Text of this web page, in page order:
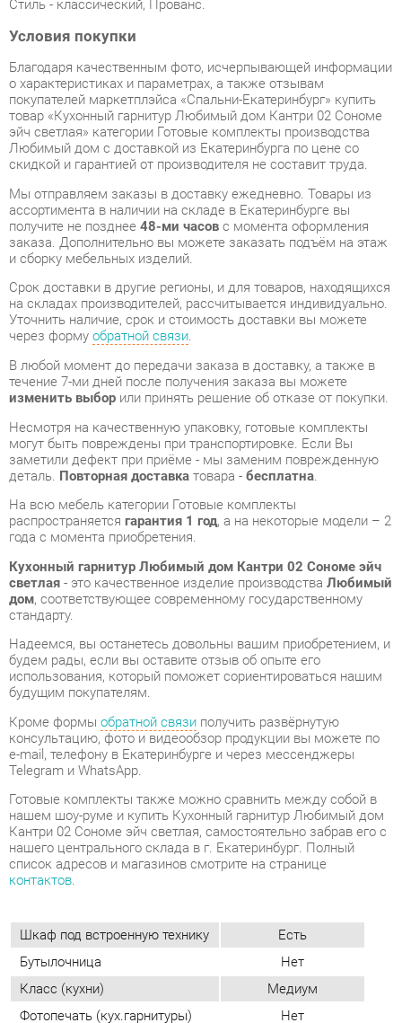
о характеристиках и параметрах, а также отзывам
покупателей маркетплэйса «Спальни-Екатеринбург» купить
товар «Кухонный гарнитур Любимый дом Кантри 02 Сономе
эйч светлая» категории Готовые комплекты производства
Любимый дом с доставкой из Екатеринбурга по цене со
скидкой и гарантией от производителя не составит труда.
Мы отправляем заказы в доставку ежедневно. Товары из
ассортимента в наличии на складе в Екатеринбурге вы
получите не позднее48-ми часовс момента оформления
заказа. Дополнительно вы можете заказать подъём на этаж
Срок доставки в другие регионы, и для товаров, находящихся
на складах производителей, рассчитывается индивидуально.
Уточнить наличие, срок и стоимость доставки вы можете
через формуобратной связи.
В любой момент до передачи заказа в доставку, а также в
течение 7-ми дней после получения заказа вы можете
изменить выборили принять решение об отказе от покупки.
Несмотря на качественную упаковку, готовые комплекты
могут быть повреждены при транспортировке. Если Вы
заметили дефект при приёме - мы заменим поврежденную
деталь.Повторная доставкатовара -бесплатна.
На всю мебель категории Готовые комплекты
распространяетсягарантия 1 год, а на некоторые модели – 2
года с момента приобретения.
Кухонный гарнитур Любимый дом Кантри 02 Сономе эйч
дом, соответствующее современному государственному
стандарту.
будем рады, если вы оставите отзыв об опыте его
использования, который поможет сориентироваться нашим
будущим покупателям.
консультацию, фото и видеообзор продукции вы можете по
e-mail, телефону в Екатеринбурге и через мессенджеры
Telegram и WhatsApp.
Готовые комплекты также можно сравнить между собой в
нашем шоу-руме и купить Кухонный гарнитур Любимый дом
Кантри 02 Сономе эйч светлая, самостоятельно забрав его с
нашего центрального склада в г. Екатеринбург. Полный
список адресов и магазинов смотрите на странице
контактов.
Шкаф под встроенную технику
Есть
Бутылочница
Нет
Класс (кухни)
Материал
Стекло
Цвет
Сономе эйч светлая
Стиль интерьера
Классический
Угловой модуль Нет